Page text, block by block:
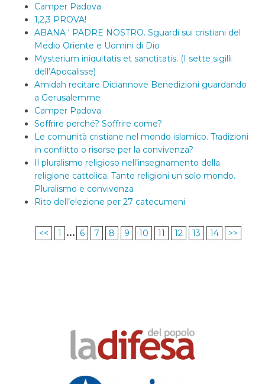
Camper Padova
1,2,3 PROVA!
ABANA ‘ PADRE NOSTRO. Sguardi sui cristiani del
Medio Oriente e Uomini di Dio
Mysterium iniquitatis et sanctitatis. (I sette sigilli
dell’Apocalisse)
Amidah recitare Diciannove Benedizioni guardando
a Gerusalemme
Camper Padova
Soffrire perché? Soffrire come?
Le comunità cristiane nel mondo islamico. Tradizioni
in conflitto o risorse per la convivenza?
Il pluralismo religioso nell’insegnamento della
religione cattolica. Tante religioni un solo mondo.
Pluralismo e convivenza
Rito dell’elezione per 27 catecumeni
<< 1 ... 6 7 8 9 10 11 12 13 14 >>